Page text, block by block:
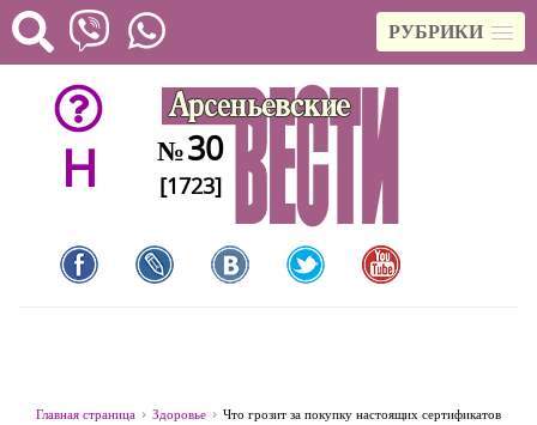
РУБРИКИ
H №30
[1723]
Главная страница Здоровье
Что грозит за покупку настоящих сертификатов